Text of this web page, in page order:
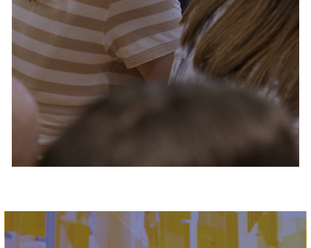
Servizi e accessibilità
Contatti
FAQ
Biglietti
Immagine